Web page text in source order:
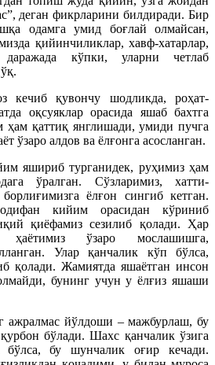
деган фикрларини билдиради. Бир
одамга умид боғлай олмайсан,
қийинчиликлар, хавф-хатарлар,
даражада кўпки, уларни четлаб
кечиб қувончу шодликда, роҳат-
оқсуяклар орасида яшаб бахтга
ҳам қаттиқ янглишади, умиди пучга
ўзаро алдов ва ёлғонга асосланган.
яшириб турганидек, руҳимиз ҳам
ўралган. Сўзларимиз, хатти-
ёлғон сингиб кетган.
кийим орасидан кўриниб
қиёфамиз сезилиб қолади. Ҳар
ҳаётимиз ўзаро мослашишга,
Улар қанчалик кўп бўлса,
қолади. Жамиятда яшаётган инсон
бунинг учун у ёлғиз яшаши
ажралмас йўлдоши – мажбурлаш, бу
бўлади. Шахс қанчалик ўзига
бўлса, бу шунчалик оғир кечади.